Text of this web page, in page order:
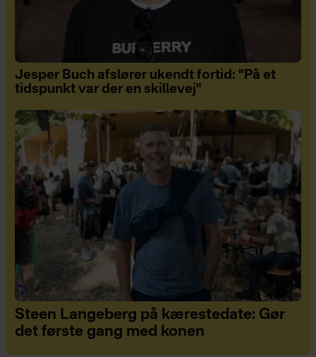
Jesper Buch afslører ukendt fortid: "På et
tidspunkt var der en skillevej"
Steen Langeberg på kærestedate: Gør
det første gang med konen